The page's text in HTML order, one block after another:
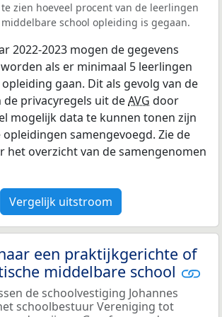
zien hoeveel procent van de leerlingen
school opleiding is gegaan.
2022-2023 mogen de gegevens
als er minimaal 5 leerlingen
gaan. Dit als gevolg van de
de privacyregels uit deAVG door
mogelijk data te kunnen tonen zijn
samengevoegd. Zie de
het overzicht van de samengenomen
Vergelijk uitstroom
een praktijkgerichte of
middelbare school
de schoolvestiging Johannes
schoolbestuur Vereniging tot